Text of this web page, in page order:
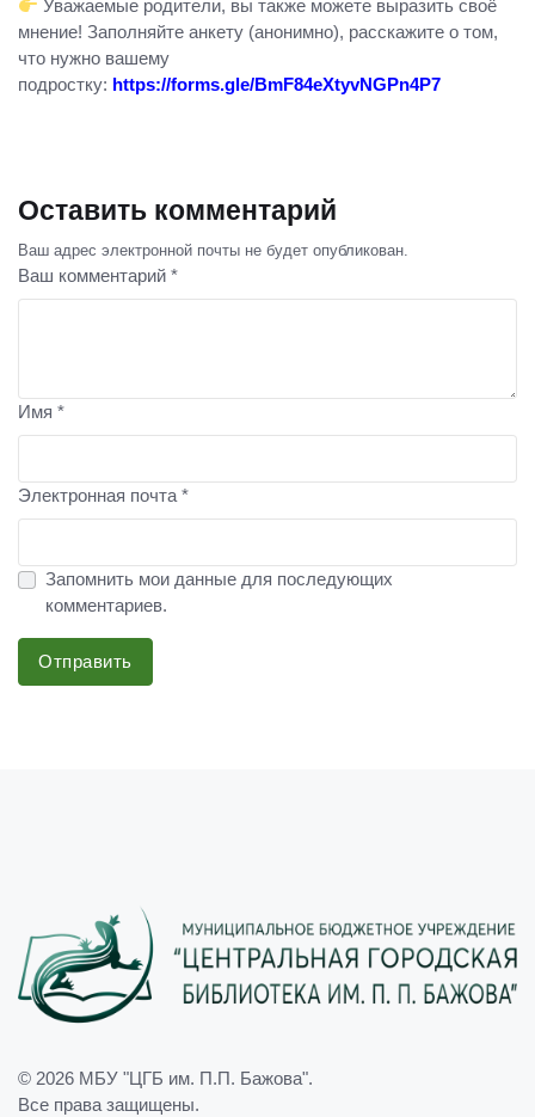
Уважаемые родители, вы также можете выразить своё
мнение! Заполняйте анкету (анонимно), расскажите о том,
что нужно вашему
подростку: https://forms.gle/BmF84eXtyvNGPn4P7
Оставить комментарий
Ваш адрес электронной почты не будет опубликован.
Ваш комментарий *
Имя *
Электронная почта *
Запомнить мои данные для последующих
комментариев.
Отправить
© 2026 МБУ "ЦГБ им. П.П. Бажова".
Все права защищены.